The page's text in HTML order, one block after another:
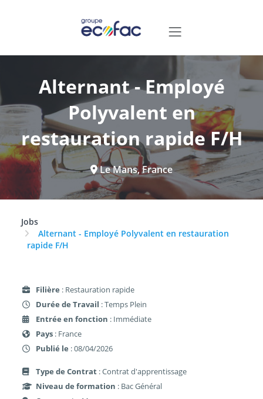
Alternant - Employé
Polyvalent en
restauration rapide F/H
Le Mans, France
Jobs
Alternant - Employé Polyvalent en restauration
rapide F/H
Filière : Restauration rapide
Durée de Travail : Temps Plein
Entrée en fonction : Immédiate
Pays : France
Publié le : 08/04/2026
Type de Contrat : Contrat d'apprentissage
Niveau de formation : Bac Général